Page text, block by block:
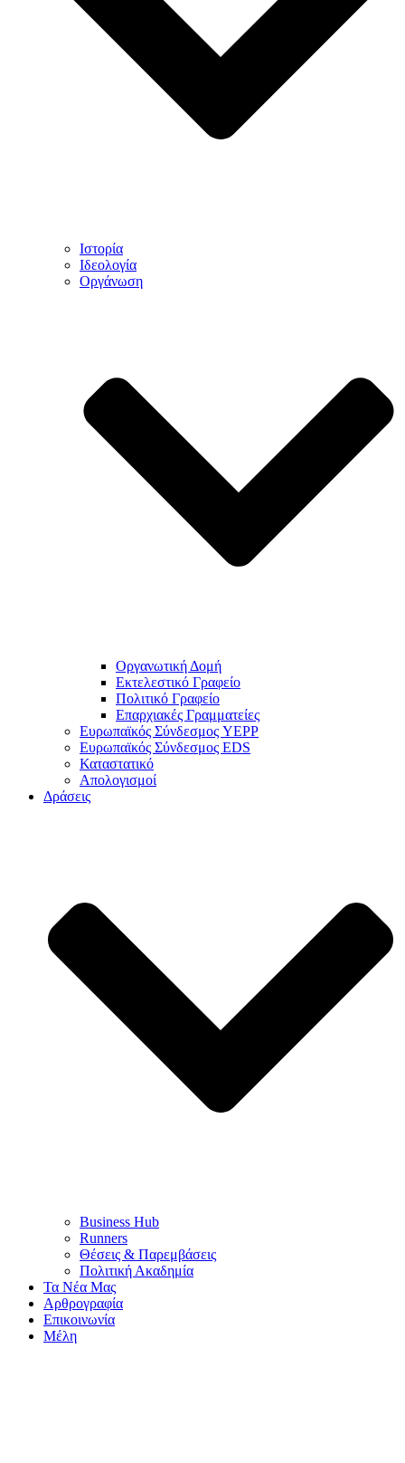
Ιστορία
Ιδεολογία
Οργάνωση
Οργανωτική Δομή
Εκτελεστικό Γραφείο
Πολιτικό Γραφείο
Επαρχιακές Γραμματείες
Ευρωπαϊκός Σύνδεσμος YEPP
Ευρωπαϊκός Σύνδεσμος EDS
Καταστατικό
Απολογισμοί
Δράσεις
Business Hub
Runners
Θέσεις & Παρεμβάσεις
Πολιτική Ακαδημία
Τα Νέα Μας
Αρθρογραφία
Επικοινωνία
Μέλη